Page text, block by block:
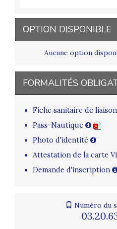
OPTION DISPONIBLE
Aucune option
FORMALITÉS
Fiche sanitaire de liaison
Pass-Nautique
Photo d'identité
Attestation de la carte
Demande d'inscription
Numéro du